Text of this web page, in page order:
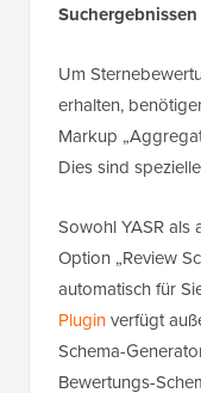
Um
erhalten,
Markup
Dies sind
Sowohl YASR als
Option „Review
automatisch für
Pluginverfügt
Schema-
Bewertungs-